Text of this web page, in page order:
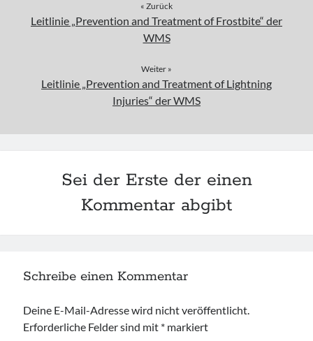
« Zurück
Leitlinie „Prevention and Treatment of Frostbite“ der
WMS
Weiter »
Leitlinie „Prevention and Treatment of Lightning
Injuries“ der WMS
Sei der Erste der einen
Kommentar abgibt
Schreibe einen Kommentar
Deine E-Mail-Adresse wird nicht veröffentlicht.
Erforderliche Felder sind mit * markiert